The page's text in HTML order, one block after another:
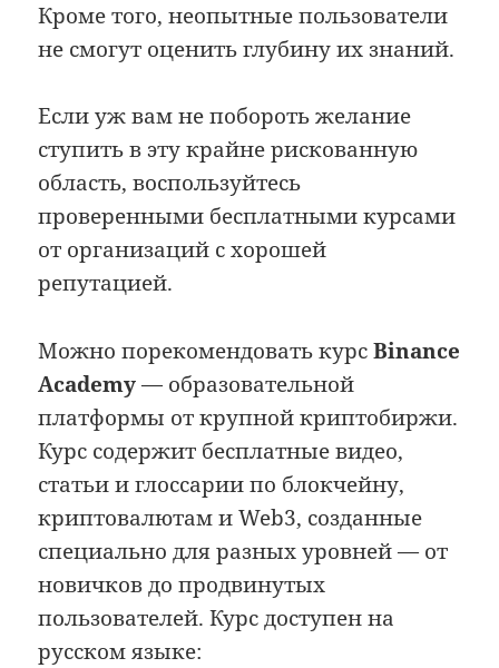
Кроме того, неопытные пользователи
не смогут оценить глубину их знаний.
Если уж вам не побороть желание
ступить в эту крайне рискованную
область, воспользуйтесь
проверенными бесплатными курсами
от организаций с хорошей
репутацией.
Можно порекомендовать курсBinance
Academy— образовательной
платформы от крупной криптобиржи.
Курс содержит бесплатные видео,
статьи и глоссарии по блокчейну,
криптовалютам и Web3, созданные
специально для разных уровней — от
новичков до продвинутых
пользователей. Курс доступен на
русском языке: